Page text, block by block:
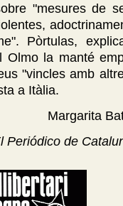
"mesures de
Pòrtulas,
Olmo la manté
"vincles amb
a Itàlia.
Margarita
Periódico de